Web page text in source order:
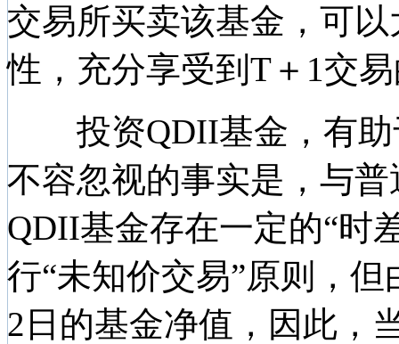
交易所买卖该基金，可
性，充分享受到T＋1交
投资QDII基金，有助
不容忽视的事实是，与
QDII基金存在一定的“时
行“未知价交易”原则，
2日的基金净值，因此，